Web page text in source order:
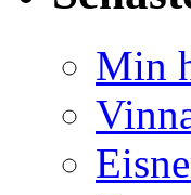
Min